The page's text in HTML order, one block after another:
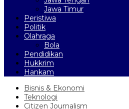
Jawa Timur
Peristiwa
Politik
Olahraga
Bola
Pendidikan
Hukkrim
Hankam
Bisnis & Ekonomi
Teknologi
Citizen Journalism